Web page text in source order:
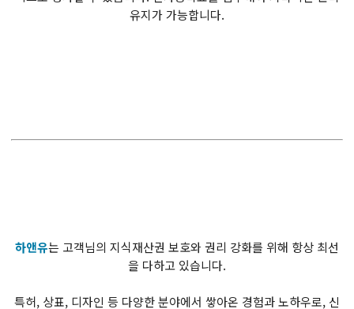
유지가 가능합니다.
하앤유는 고객님의 지식재산권 보호와 권리 강화를 위해 항상 최선
을 다하고 있습니다.
특허, 상표, 디자인 등 다양한 분야에서 쌓아온 경험과 노하우로, 신